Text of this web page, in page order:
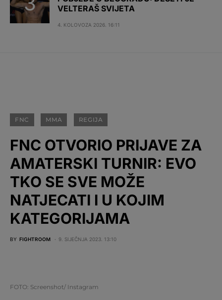
VELTERAŠ SVIJETA
4. KOLOVOZA 2026. 16:11
FNC MMA REGIJA
FNC OTVORIO PRIJAVE ZA
AMATERSKI TURNIR: EVO
TKO SE SVE MOŽE
NATJECATI I U KOJIM
KATEGORIJAMA
BY FIGHTROOM 9. SIJEČNJA 2023. 13:10
FOTO: Screenshot/ Instagram